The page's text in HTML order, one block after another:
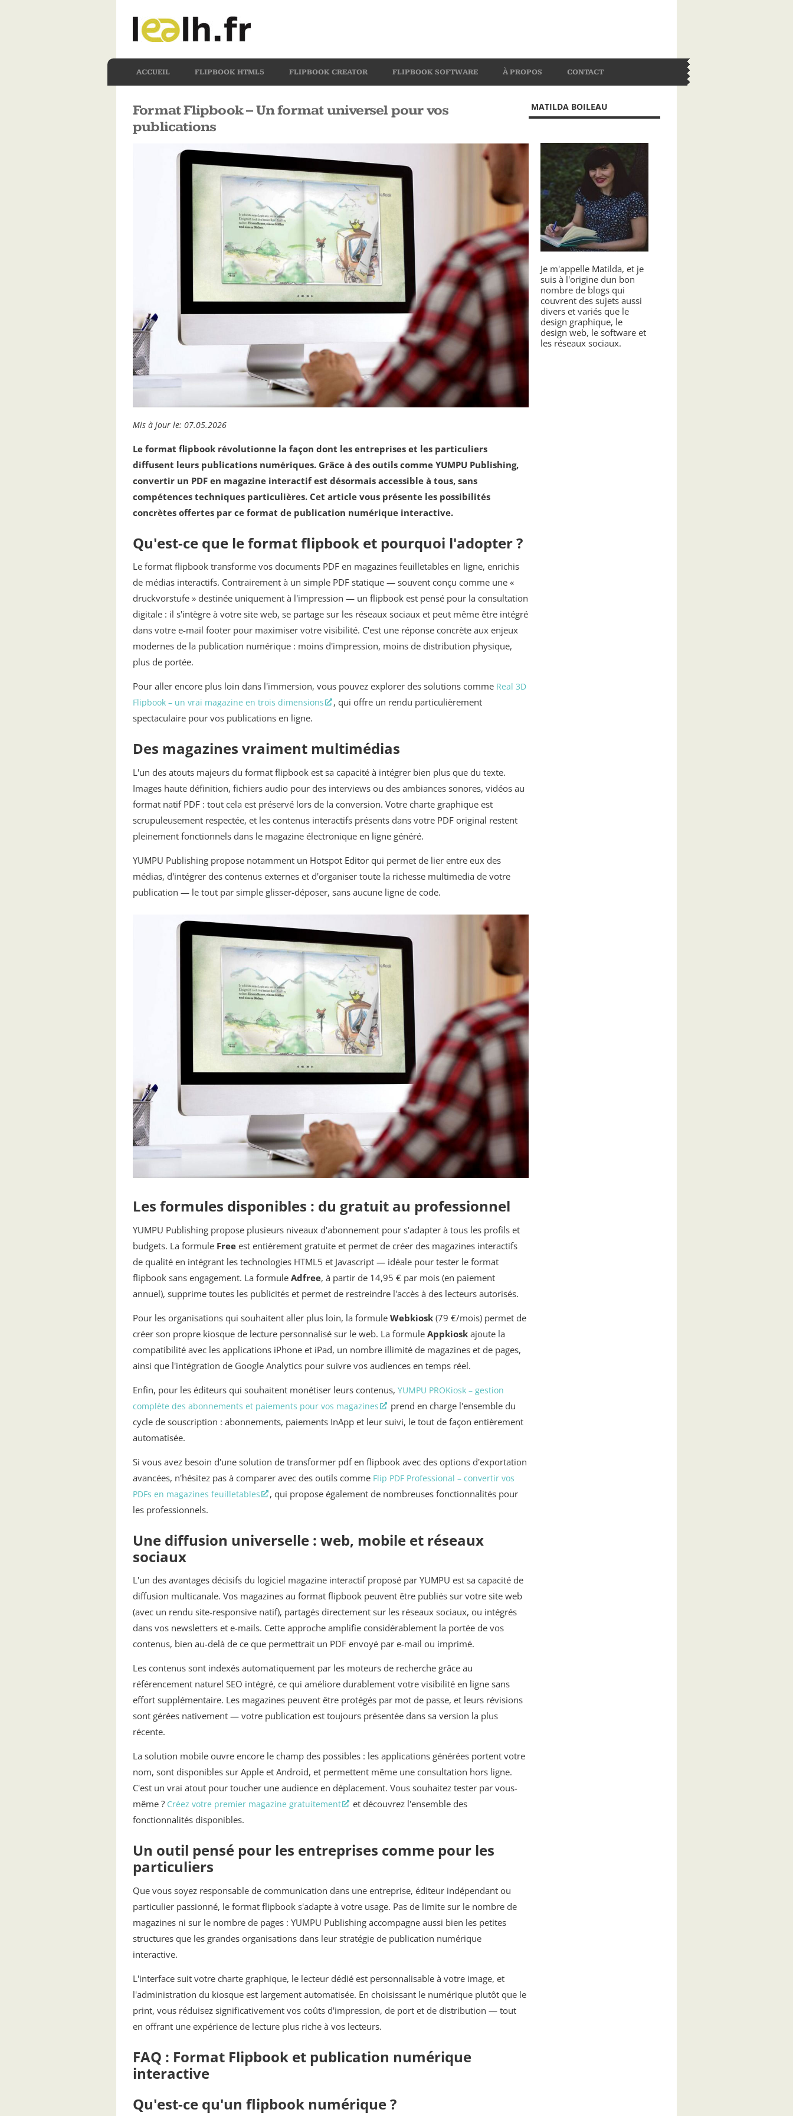
ACCUEIL FLIPBOOK HTML5 FLIPBOOK CREATOR FLIPBOOK SOFTWARE À PROPOS CONTACT
Format Flipbook – Un format universel pour vos
publications
Mis à jour le: 07.05.2026
Le format flipbook révolutionne la façon dont les entreprises et les particuliers
diffusent leurs publications numériques. Grâce à des outils comme YUMPU Publishing,
convertir un PDF en magazine interactif est désormais accessible à tous, sans
compétences techniques particulières. Cet article vous présente les possibilités
concrètes offertes par ce format de publication numérique interactive.
Qu'est-ce que le format flipbook et pourquoi l'adopter ?
Le format flipbook transforme vos documents PDF en magazines feuilletables en ligne, enrichis
de médias interactifs. Contrairement à un simple PDF statique — souvent conçu comme une «
druckvorstufe » destinée uniquement à l'impression — un flipbook est pensé pour la consultation
digitale : il s'intègre à votre site web, se partage sur les réseaux sociaux et peut même être intégré
dans votre e-mail footer pour maximiser votre visibilité. C'est une réponse concrète aux enjeux
modernes de la publication numérique : moins d'impression, moins de distribution physique,
plus de portée.
Pour aller encore plus loin dans l'immersion, vous pouvez explorer des solutions comme Real 3D
Flipbook – un vrai magazine en trois dimensions
, qui offre un rendu particulièrement
spectaculaire pour vos publications en ligne.
Des magazines vraiment multimédias
L'un des atouts majeurs du format flipbook est sa capacité à intégrer bien plus que du texte.
Images haute définition, fichiers audio pour des interviews ou des ambiances sonores, vidéos au
format natif PDF : tout cela est préservé lors de la conversion. Votre charte graphique est
scrupuleusement respectée, et les contenus interactifs présents dans votre PDF original restent
pleinement fonctionnels dans le magazine électronique en ligne généré.
YUMPU Publishing propose notamment un Hotspot Editor qui permet de lier entre eux des
médias, d'intégrer des contenus externes et d'organiser toute la richesse multimedia de votre
publication — le tout par simple glisser-déposer, sans aucune ligne de code.
Les formules disponibles : du gratuit au professionnel
YUMPU Publishing propose plusieurs niveaux d'abonnement pour s'adapter à tous les profils et
budgets. La formule Free est entièrement gratuite et permet de créer des magazines interactifs
de qualité en intégrant les technologies HTML5 et Javascript — idéale pour tester le format
flipbook sans engagement. La formule Adfree, à partir de 14,95 € par mois (en paiement
annuel), supprime toutes les publicités et permet de restreindre l'accès à des lecteurs autorisés.
Pour les organisations qui souhaitent aller plus loin, la formule Webkiosk (79 €/mois) permet de
créer son propre kiosque de lecture personnalisé sur le web. La formule Appkiosk ajoute la
compatibilité avec les applications iPhone et iPad, un nombre illimité de magazines et de pages,
ainsi que l'intégration de Google Analytics pour suivre vos audiences en temps réel.
Enfin, pour les éditeurs qui souhaitent monétiser leurs contenus, YUMPU PROKiosk – gestion
complète des abonnements et paiements pour vos magazines
prend en charge l'ensemble du
cycle de souscription : abonnements, paiements InApp et leur suivi, le tout de façon entièrement
automatisée.
Si vous avez besoin d'une solution de transformer pdf en flipbook avec des options d'exportation
avancées, n'hésitez pas à comparer avec des outils comme Flip PDF Professional – convertir vos
PDFs en magazines feuilletables
, qui propose également de nombreuses fonctionnalités pour
les professionnels.
Une diffusion universelle : web, mobile et réseaux
sociaux
L'un des avantages décisifs du logiciel magazine interactif proposé par YUMPU est sa capacité de
diffusion multicanale. Vos magazines au format flipbook peuvent être publiés sur votre site web
(avec un rendu site-responsive natif), partagés directement sur les réseaux sociaux, ou intégrés
dans vos newsletters et e-mails. Cette approche amplifie considérablement la portée de vos
contenus, bien au-delà de ce que permettrait un PDF envoyé par e-mail ou imprimé.
Les contenus sont indexés automatiquement par les moteurs de recherche grâce au
référencement naturel SEO intégré, ce qui améliore durablement votre visibilité en ligne sans
effort supplémentaire. Les magazines peuvent être protégés par mot de passe, et leurs révisions
sont gérées nativement — votre publication est toujours présentée dans sa version la plus
récente.
La solution mobile ouvre encore le champ des possibles : les applications générées portent votre
nom, sont disponibles sur Apple et Android, et permettent même une consultation hors ligne.
C'est un vrai atout pour toucher une audience en déplacement. Vous souhaitez tester par vous-
même ? Créez votre premier magazine gratuitement
et découvrez l'ensemble des
fonctionnalités disponibles.
Un outil pensé pour les entreprises comme pour les
particuliers
Que vous soyez responsable de communication dans une entreprise, éditeur indépendant ou
particulier passionné, le format flipbook s'adapte à votre usage. Pas de limite sur le nombre de
magazines ni sur le nombre de pages : YUMPU Publishing accompagne aussi bien les petites
structures que les grandes organisations dans leur stratégie de publication numérique
interactive.
L'interface suit votre charte graphique, le lecteur dédié est personnalisable à votre image, et
l'administration du kiosque est largement automatisée. En choisissant le numérique plutôt que le
print, vous réduisez significativement vos coûts d'impression, de port et de distribution — tout
en offrant une expérience de lecture plus riche à vos lecteurs.
FAQ : Format Flipbook et publication numérique
interactive
Qu'est-ce qu'un flipbook numérique ?
MATILDA BOILEAU
Je m'appelle Matilda, et je
suis à l'origine dun bon
nombre de blogs qui
couvrent des sujets aussi
divers et variés que le
design graphique, le
design web, le software et
les réseaux sociaux.